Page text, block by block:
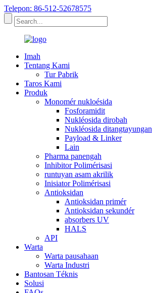
Telepon: 86-512-52678575
Imah
Tentang Kami
Tur Pabrik
Taros Kami
Produk
Monomér nukloésida
Fosforamidit
Nukléosida dirobah
Nukléosida ditangtayungan
Payload & Linker
Lain
Pharma panengah
Inhibitor Polimérisasi
runtuyan asam akrilik
Inisiator Polimérisasi
Antioksidan
Antioksidan primér
Antioksidan sekundér
absorbers UV
HALS
API
Warta
Warta pausahaan
Warta Industri
Bantosan Téknis
Solusi